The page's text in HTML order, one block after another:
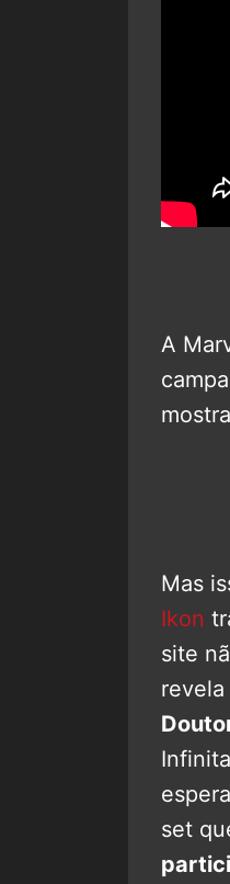
A
Mas
Ikon
site
revela
set